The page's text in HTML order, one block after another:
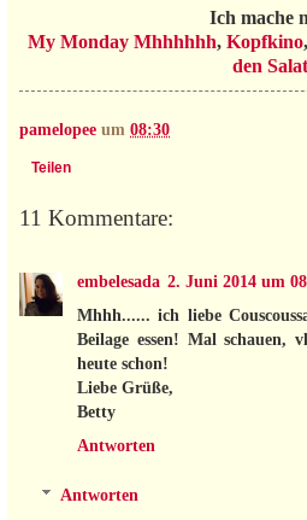
Ich mache
My Monday Mhhhhhh, Kopfkino,
den Salat
pamelopee um 08:30
Teilen
11 Kommentare:
embelesada 2. Juni 2014 um
Mhhh...... ich liebe
Beilage essen! Mal schauen,
heute schon!
Liebe Grüße,
Betty
Antworten
Antworten